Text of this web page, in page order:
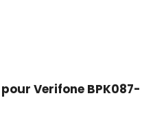
Verifone BPK087-